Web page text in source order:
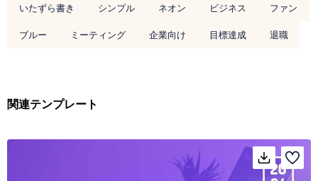
いたずら書き シンプル ネオン ビジネス
ファン
ブルー
ミーティング 企業向け 目標達成 退職
関連テンプレート